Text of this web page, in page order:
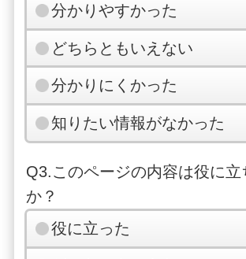
分かりやすかった
どちらともいえない
分かりにくかった
知りたい情報がなかった
Q3.このページの内容は役に立
か？
役に立った